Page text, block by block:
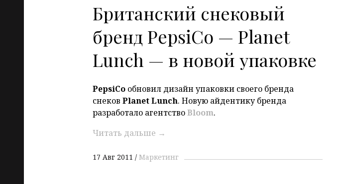
Британский снековый
бренд PepsiCo — Planet
Lunch — в новой упаковке
PepsiCo обновил дизайн упаковки своего бренда
снеков PlanetLunch. Новую айдентику бренда
разработало агентствоBloom.
Читать дальше →
17 Авг 2011 Маркетинг